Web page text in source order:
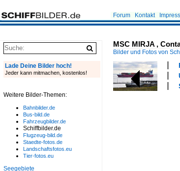
Forum Kontakt
MSC MIRJA ,
Bilder und Fotos von
Lade Deine Bilder hoch!
Jeder kann mitmachen, kostenlos!
Weitere Bilder-Themen:
Bahnbilder.de
Bus-bild.de
Fahrzeugbilder.de
Schiffbilder.de
Flugzeug-bild.de
Staedte-fotos.de
Landschaftsfotos.eu
Tier-fotos.eu
Seegebiete